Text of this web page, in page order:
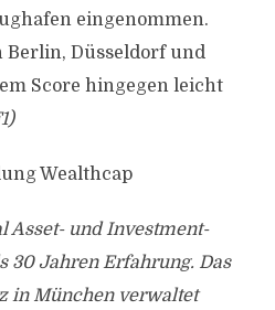
eingenommen.
Düsseldorf und
Score hingegen leicht
Wealthcap
Asset- und Investment-
30 Jahren Erfahrung. Das
in München verwaltet